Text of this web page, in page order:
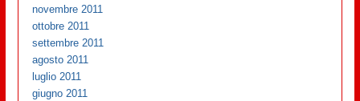
novembre 2011
ottobre 2011
settembre 2011
agosto 2011
luglio 2011
giugno 2011